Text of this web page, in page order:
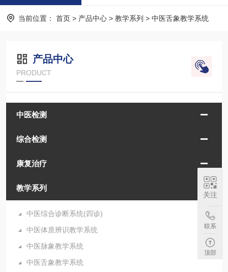
当前位置： 首页 > 产品中心 > 教学系列 > 中医舌象教学系统
产品中心
PRODUCT
中医检测
综合检测
康复治疗
教学系列
中医综合诊断系统(四诊)
中医体质辨识教学系统
中医脉象教学系统
中医舌象教学系统
关注
联系
顶部